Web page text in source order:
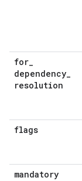
for_
dependency_
resolution
flags
mandatory